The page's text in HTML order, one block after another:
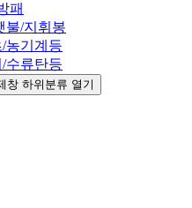
패
불/지휘봉
농기계등
수류탄등
창 하위분류 열기